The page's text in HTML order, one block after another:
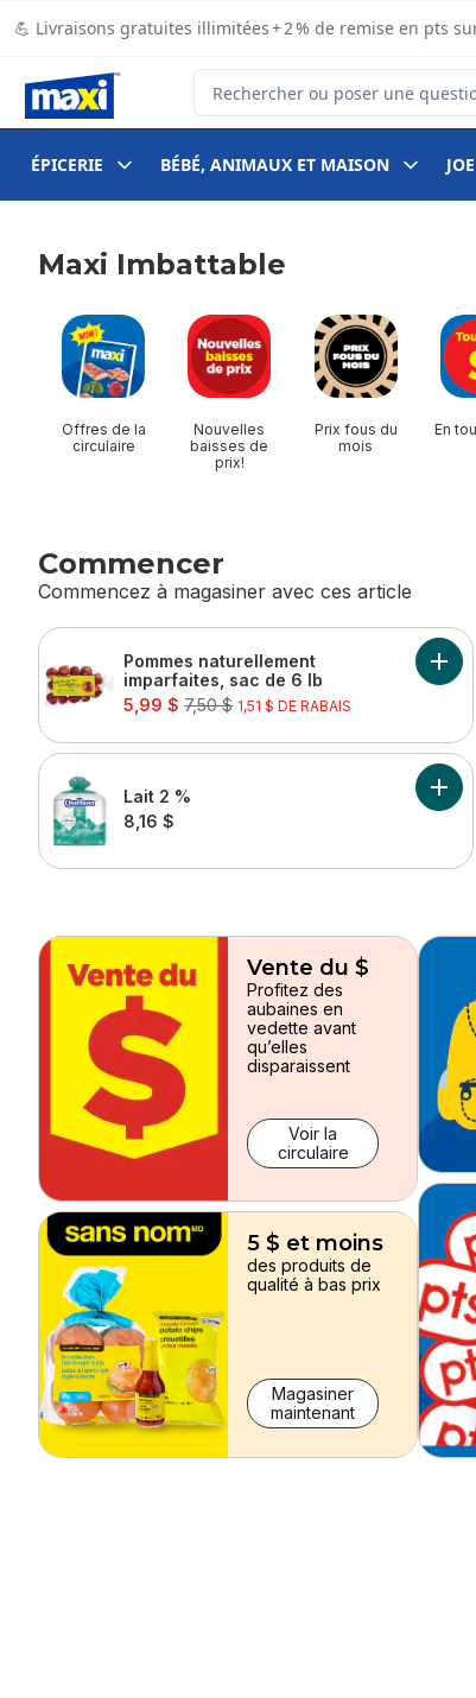
💪 Livraisons gratuites illimitées + 2 % de remise en pts
Rechercher des produits
ÉPICERIE BÉBÉ, ANIMAUX ET MAISON
Maxi Imbattable
sauter Maxi Imbattable
Offres de la
circulaire
Nouvelles
baisses de
prix!
Prix fous du
mois
En
Commencer
Commencez à magasiner avec ces article
sauter cette section
Pommes naturellement
imparfaites, sac de 6 lb
sale:
5,99 $ , formerly:
7,50 $ 1,51 $ DE RABAIS
Lait 2 %
8,16 $
sauter
Vente du $
Profitez des
aubaines en
vedette avant
qu’elles
disparaissent
Voir la
circulaire
5 $ et moins
des produits de
qualité à bas prix
Magasiner
maintenant